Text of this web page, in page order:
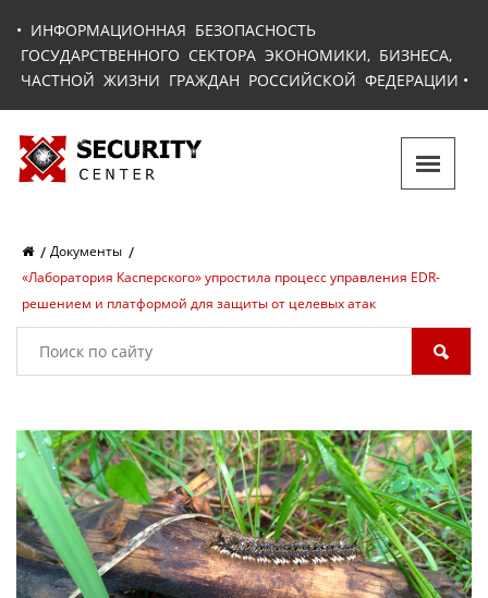
• ИНФОРМАЦИОННАЯ БЕЗОПАСНОСТЬ
ГОСУДАРСТВЕННОГО СЕКТОРА ЭКОНОМИКИ, БИЗНЕСА,
ЧАСТНОЙ ЖИЗНИ ГРАЖДАН РОССИЙСКОЙ ФЕДЕРАЦИИ •
Документы
«Лаборатория Касперского» упростила процесс управления EDR-
решением и платформой для защиты от целевых атак